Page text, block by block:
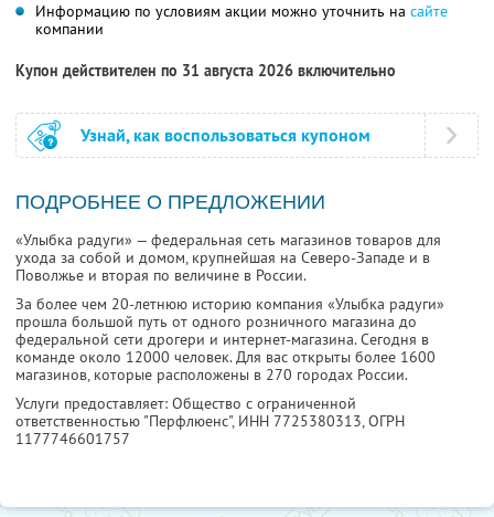
Информацию по условиям акции можно уточнить на сайте
компании
Купон действителен по 31 августа 2026 включительно
Узнай, как воспользоваться купоном
ПОДРОБНЕЕ О ПРЕДЛОЖЕНИИ
«Улыбка радуги» — федеральная сеть магазинов товаров для
ухода за собой и домом, крупнейшая на Северо-Западе и в
Поволжье и вторая по величине в России.
За более чем 20-летнюю историю компания «Улыбка радуги»
прошла большой путь от одного розничного магазина до
федеральной сети дрогери и интернет-магазина. Сегодня в
команде около 12000 человек. Для вас открыты более 1600
магазинов, которые расположены в 270 городах России.
Услуги предоставляет: Общество с ограниченной
ответственностью "Перфлюенс", ИНН 7725380313, ОГРН
1177746601757